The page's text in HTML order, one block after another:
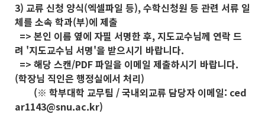
3) 교류 신청 양식(엑셀파일 등), 수학신청원 등 관련 서류 일
체를 소속 학과(부)에 제출
=> 본인 이름 옆에 자필 서명한 후, 지도교수님께 연락 드
려 '지도교수님 서명'을 받으시기 바랍니다.
=> 해당 스캔/PDF 파일을 이메일 제출하시기 바랍니다.
(학장님 직인은 행정실에서 처리)
(※ 학부대학 교무팀 / 국내외교류 담당자 이메일: ced
ar1143@snu.ac.kr)